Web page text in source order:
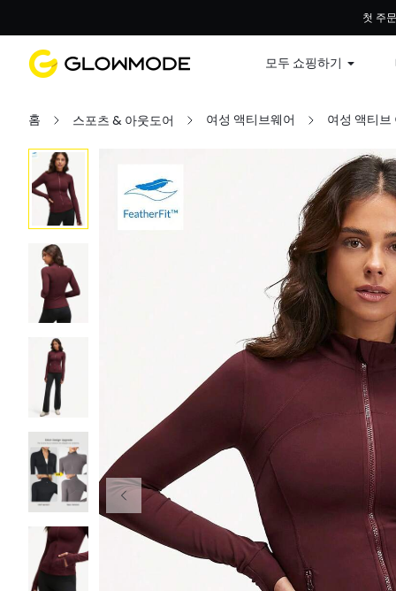
첫 주
모두 쇼핑하기
홈 스포츠 & 아웃도어 여성 액티브웨어 여성 액티브